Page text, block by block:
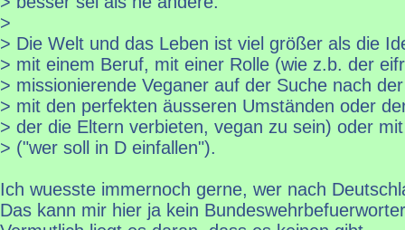
>
> Die Welt und das Leben ist viel größer als die
> mit einem Beruf, mit einer Rolle (wie z.b. der
> missionierende Veganer auf der Suche nach
> mit den perfekten äusseren Umständen oder
> der die Eltern verbieten, vegan zu sein) oder
> ("wer soll in D einfallen").
Ich wuesste immernoch gerne, wer nach
Das kann mir hier ja kein